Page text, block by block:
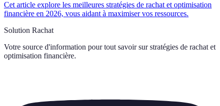
Cet article explore les meilleures stratégies de rachat et optimisation
financière en 2026, vous aidant à maximiser vos ressources.
Solution Rachat
Votre source d'information pour tout savoir sur stratégies de rachat et
optimisation financière.